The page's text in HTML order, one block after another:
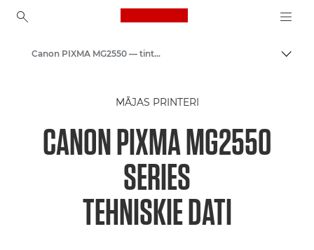
Canon Logo, back to
Canon PIXMA MG2550 — tintes fotoprinteri
MĀJAS PRINTERI
CANON PIXMA MG2550
SERIES
TEHNISKIE DATI